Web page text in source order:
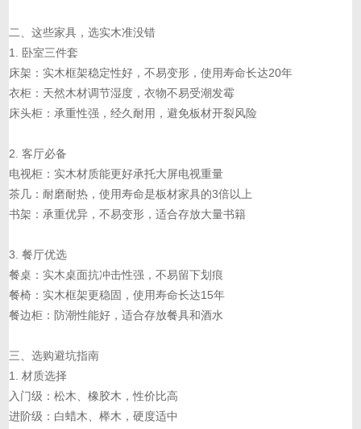
二、这些家具，选实木准没错
1. 卧室三件套
床架：实木框架稳定性好，不易变形，使用寿命长达20年
衣柜：天然木材调节湿度，衣物不易受潮发霉
床头柜：承重性强，经久耐用，避免板材开裂风险
2. 客厅必备
电视柜：实木材质能更好承托大屏电视重量
茶几：耐磨耐热，使用寿命是板材家具的3倍以上
书架：承重优异，不易变形，适合存放大量书籍
3. 餐厅优选
餐桌：实木桌面抗冲击性强，不易留下划痕
餐椅：实木框架更稳固，使用寿命长达15年
餐边柜：防潮性能好，适合存放餐具和酒水
三、选购避坑指南
1. 材质选择
入门级：松木、橡胶木，性价比高
进阶级：白蜡木、榉木，硬度适中